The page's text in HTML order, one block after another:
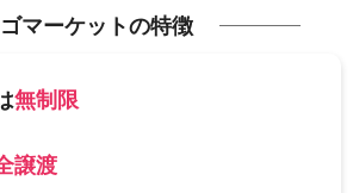
マーケットの特徴
無制限
譲渡